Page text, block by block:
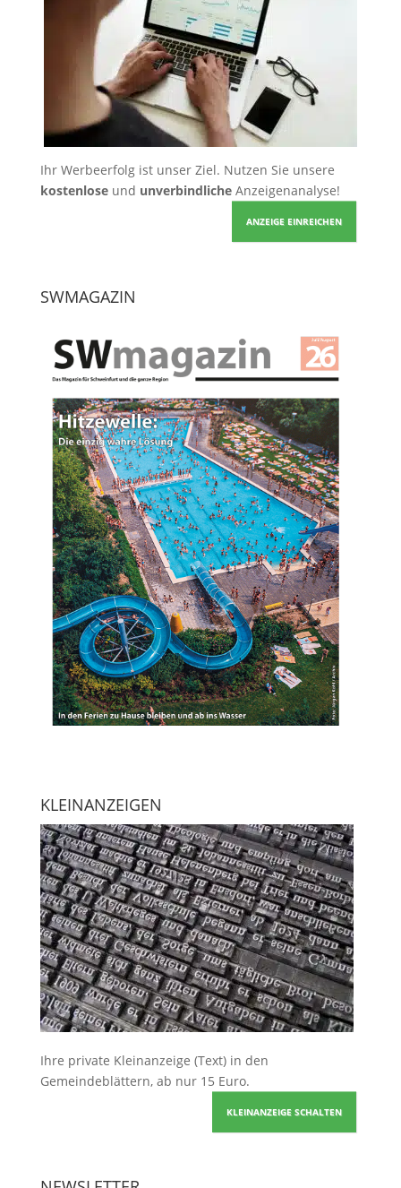
Ihr Werbeerfolg ist unser Ziel. Nutzen Sie unsere
kostenloseund unverbindlicheAnzeigenanalyse!
ANZEIGE EINREICHEN
SWMAGAZIN
KLEINANZEIGEN
Ihre private Kleinanzeige (Text) in den
Gemeindeblättern, ab nur 15 Euro.
KLEINANZEIGE SCHALTEN